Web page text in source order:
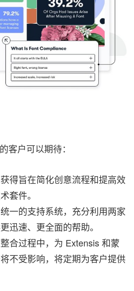
客户可以期待：
得旨在简化创意流程和提高效
套件。
一的支持系统，充分利用两家
迅速、更全面的帮助。
合过程中，为 Extensis 和蒙
不受影响，将定期为客户提供